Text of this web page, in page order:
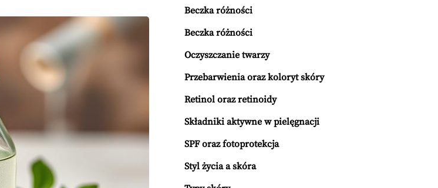
Beczka różności
Beczka różności
Oczyszczanie twarzy
Przebarwienia oraz koloryt skóry
Retinol oraz retinoidy
Składniki aktywne w pielęgnacji
SPF oraz fotoprotekcja
Styl życia a skóra